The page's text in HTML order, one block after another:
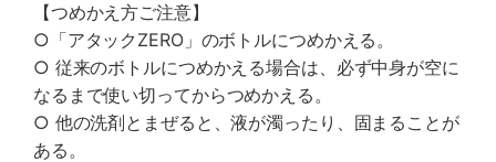
【つめかえ方ご注意】
○「アタックZERO」のボトルにつめかえる。
○ 従来のボトルにつめかえる場合は、必ず中身が空に
なるまで使い切ってからつめかえる。
○ 他の洗剤とまぜると、液が濁ったり、固まることが
ある。